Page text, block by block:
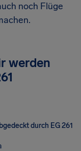
noch Flüge
werden
durch EG 261